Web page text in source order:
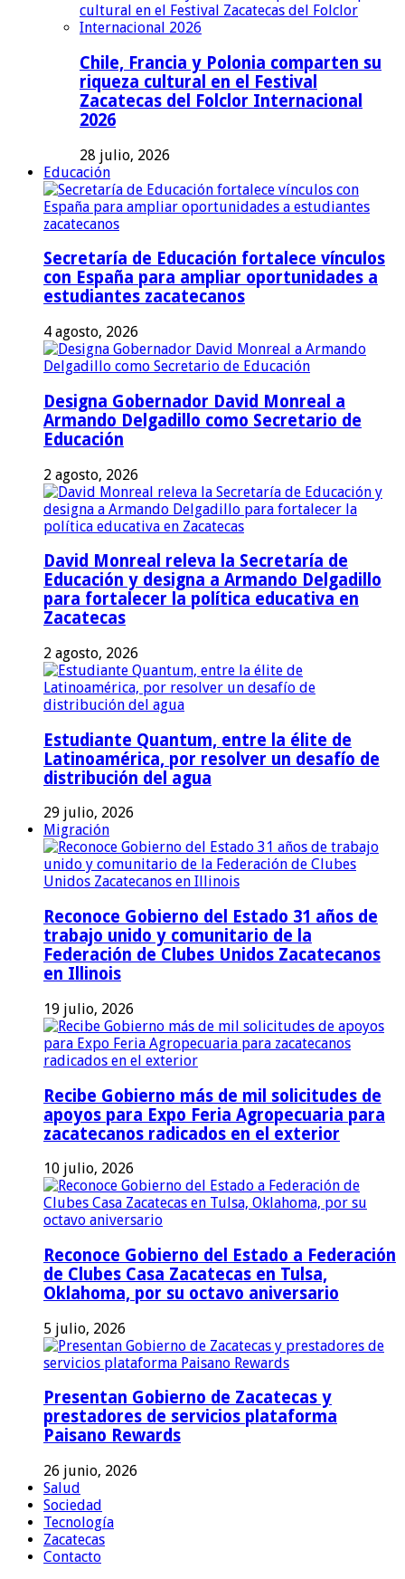
Chile, Francia y Polonia comparten su
riqueza cultural en el Festival
Zacatecas del Folclor Internacional
2026
28 julio, 2026
Educación
Secretaría de Educación fortalece vínculos
con España para ampliar oportunidades a
estudiantes zacatecanos
4 agosto, 2026
Designa Gobernador David Monreal a
Armando Delgadillo como Secretario de
Educación
2 agosto, 2026
David Monreal releva la Secretaría de
Educación y designa a Armando Delgadillo
para fortalecer la política educativa en
Zacatecas
2 agosto, 2026
Estudiante Quantum, entre la élite de
Latinoamérica, por resolver un desafío de
distribución del agua
29 julio, 2026
Migración
Reconoce Gobierno del Estado 31 años de
trabajo unido y comunitario de la
Federación de Clubes Unidos Zacatecanos
en Illinois
19 julio, 2026
Recibe Gobierno más de mil solicitudes de
apoyos para Expo Feria Agropecuaria para
zacatecanos radicados en el exterior
10 julio, 2026
Reconoce Gobierno del Estado a Federación
de Clubes Casa Zacatecas en Tulsa,
Oklahoma, por su octavo aniversario
5 julio, 2026
Presentan Gobierno de Zacatecas y
prestadores de servicios plataforma
Paisano Rewards
26 junio, 2026
Salud
Sociedad
Tecnología
Zacatecas
Contacto